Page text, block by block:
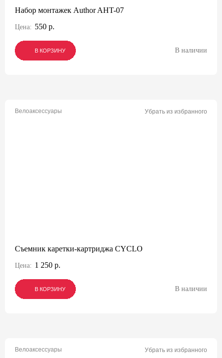
Набор монтажек Author AHT-07
Цена: 550 р.
В КОРЗИНУ
В КОРЗИНУ
В КОРЗИНУ В наличии
Велоаксессуары Убрать из избранного
Съемник каретки-картриджа CYCLO
Цена: 1 250 р.
В КОРЗИНУ
В КОРЗИНУ
В КОРЗИНУ В наличии
Велоаксессуары Убрать из избранного